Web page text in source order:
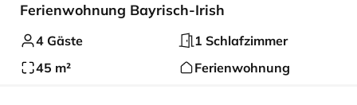
Ferienwohnung Bayrisch-Irish
4 Gäste
1 Schlafzimmer
45 m²
Ferienwohnung